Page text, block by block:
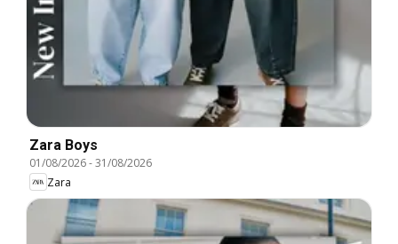
Zara Boys
01/08/2026-31/08/2026
Zara